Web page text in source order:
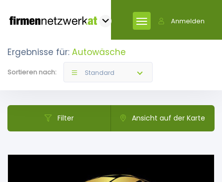
Anmelden
Ergebnisse für: Autowäsche
Sortieren nach: Standard
Filter Ansicht auf der Karte